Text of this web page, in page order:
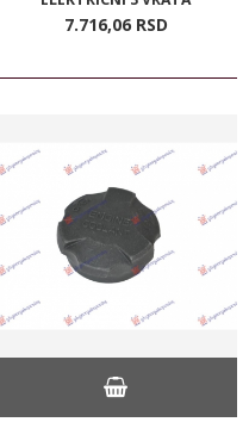
7.716,06 RSD